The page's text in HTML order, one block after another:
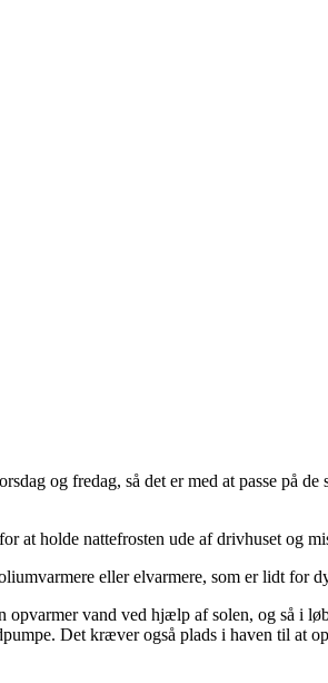
og fredag, så det er med at passe på
at holde nattefrosten ude af drivhuset og
eller elvarmere, som er lidt for
vand ved hjælp af solen, og så i
Det kræver også plads i haven til at